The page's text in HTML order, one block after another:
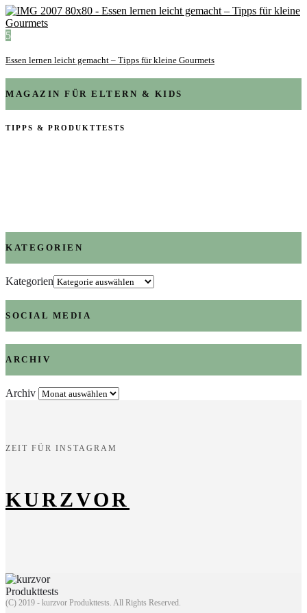
5
Essen lernen leicht gemacht – Tipps für kleine Gourmets
MAGAZIN FÜR ELTERN & KIDS
TIPPS & PRODUKTTESTS
KATEGORIEN
Kategorien
SOCIAL MEDIA
ARCHIV
Archiv
ZEIT FÜR INSTAGRAM
KURZVOR
(C) 2019 - kurzvor Produkttests. All Rights Reserved.